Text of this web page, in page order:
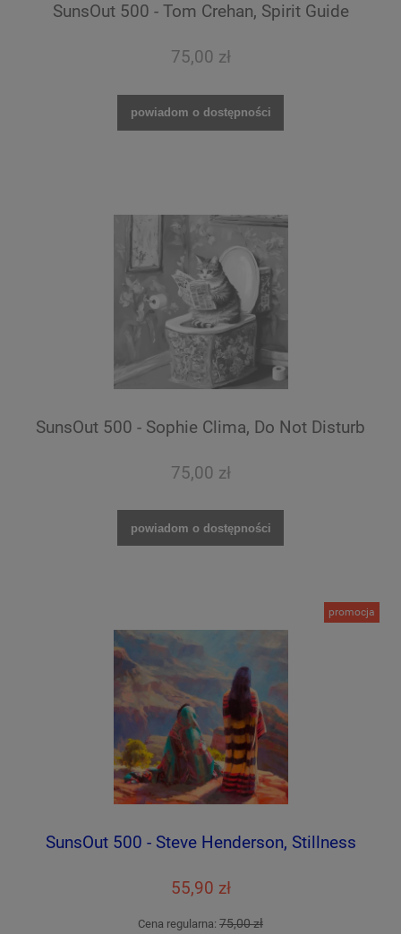
SunsOut 500 - Tom Crehan, Spirit Guide
75,00 zł
powiadom o dostępności
SunsOut 500 - Sophie Clima, Do Not Disturb
75,00 zł
powiadom o dostępności
SunsOut 500 - Steve Henderson, Stillness
55,90 zł
Cena regularna: 75,00 zł
promocja